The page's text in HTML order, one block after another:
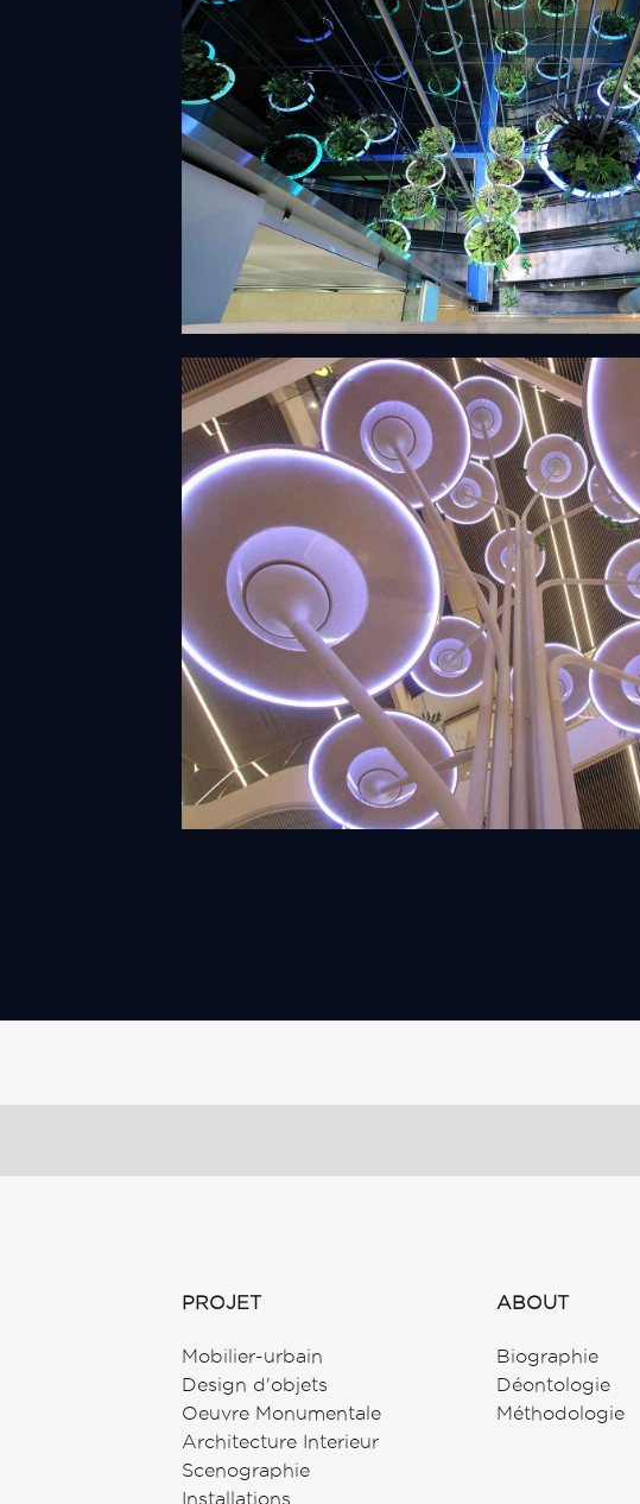
Diner’s tree
PROJET
Mobilier-urbain
Design d'objets
Oeuvre Monumentale
Architecture Interieur
Scenographie
Installations
ABOUT
Biographie
Déontologie
Méthodologie